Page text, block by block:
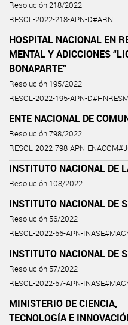
Resolución 218/2022
RESOL-2022-218-APN-D#ARN
HOSPITAL NACIONAL EN
MENTAL Y ADICCIONES
BONAPARTE”
Resolución 195/2022
RESOL-2022-195-APN-
ENTE NACIONAL DE
Resolución 798/2022
RESOL-2022-798-APN-
INSTITUTO NACIONAL DE
Resolución 108/2022
INSTITUTO NACIONAL DE
Resolución 56/2022
RESOL-2022-56-APN-
INSTITUTO NACIONAL DE
Resolución 57/2022
RESOL-2022-57-APN-
MINISTERIO DE CIENCIA,
TECNOLOGÍA E